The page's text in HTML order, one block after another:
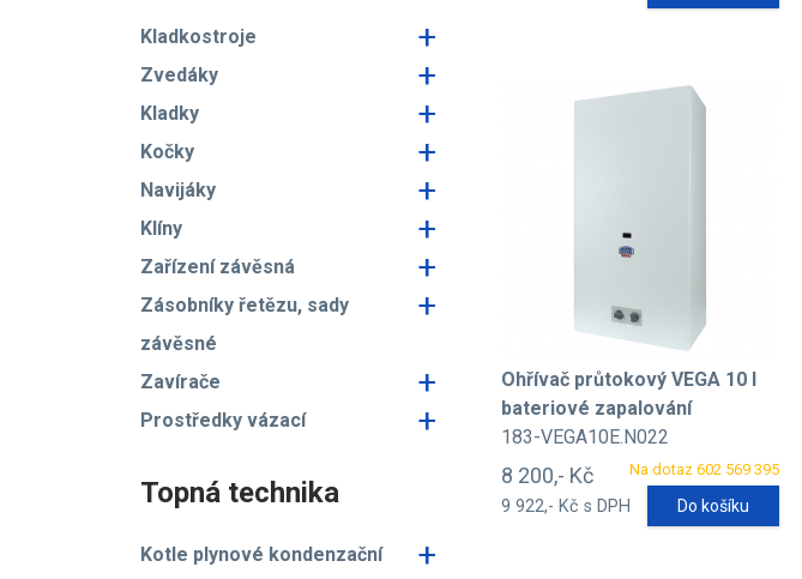
Kladkostroje +
Zvedáky +
Kladky +
Kočky +
Navijáky +
Klíny +
Zařízení závěsná +
Zásobníky řetězu, sady
závěsné
+
Zavírače +
Prostředky vázací +
Topná technika
Kotle plynové kondenzační +
Ohřívač průtokový VEGA 10 l
bateriové zapalování
183-VEGA10E.N022
Na dotaz 602 569 395
8 200,- Kč
9 922,- Kč s DPH Do košíku